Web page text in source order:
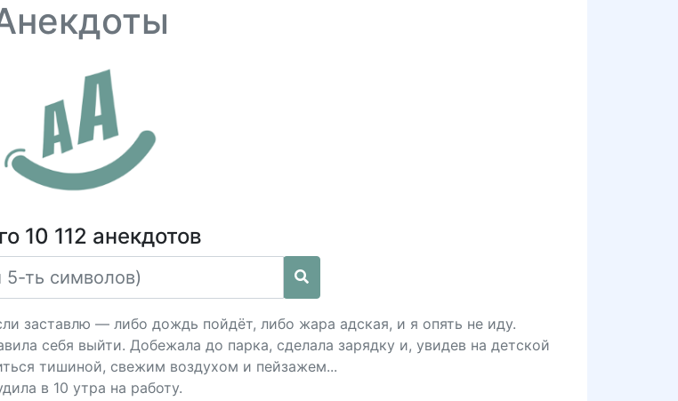
10 112 анекдотов
заставлю — либо дождь пойдёт, либо жара адская, и я опять не иду.
себя выйти. Добежала до парка, сделала зарядку и, увидев на детской
тишиной, свежим воздухом и пейзажем...
в 10 утра на работу.